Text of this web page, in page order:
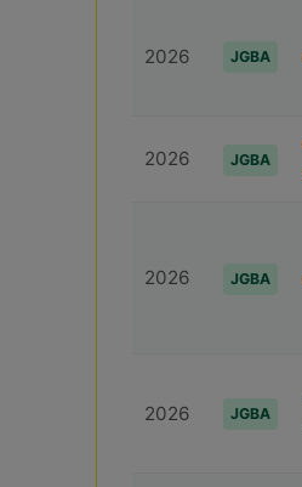
2026 JGBA
2026 JGBA
2026 JGBA
2026 JGBA